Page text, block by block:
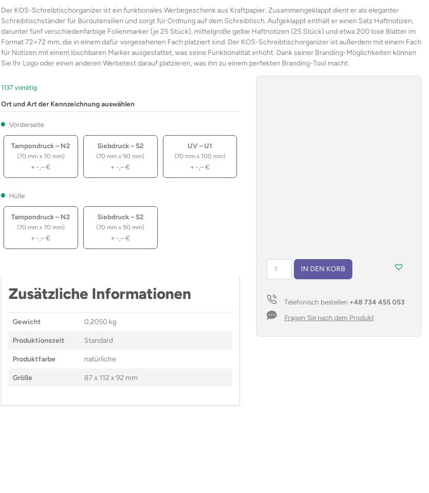
Der KOS-Schreibtischorganizer ist ein funktionales Werbegeschenk aus Kraftpapier. Zusammengeklappt dient er als eleganter
Schreibtischständer für Büroutensilien und sorgt für Ordnung auf dem Schreibtisch. Aufgeklappt enthält er einen Satz Haftnotizen,
darunter fünf verschiedenfarbige Folienmarker (je 25 Stück), mittelgroße gelbe Haftnotizen (25 Stück) und etwa 200 lose Blätter im
Format 72×72 mm, die in einem dafür vorgesehenen Fach platziert sind. Der KOS-Schreibtischorganizer ist außerdem mit einem Fach
für Notizen mit einem löschbaren Marker ausgestattet, was seine Funktionalität erhöht. Dank seiner Branding-Möglichkeiten können
Sie Ihr Logo oder einen anderen Werbetext darauf platzieren, was ihn zu einem perfekten Branding-Tool macht.
1137 vorrätig
Ort und Art der Kennzeichnung auswählen
Vorderseite
Tampondruck – N2
(70 mm x 70 mm)
+ -,–€
Siebdruck – S2
(70 mm x 90 mm)
+ -,–€
UV – U1
(70 mm x 100 mm)
+ -,–€
Hülle
Tampondruck – N2
(70 mm x 70 mm)
+ -,–€
Siebdruck – S2
(70 mm x 90 mm)
+ -,–€
Schreibtischorganizer
IN DEN KORB
Telefonisch bestellen +48 734 455 053
Fragen Sie nach dem Produkt
Zusätzliche Informationen
Gewicht 0,2050 kg
Produktionszeit Standard
Produktfarbe natürliche
Größe 87 x 112 x 92 mm